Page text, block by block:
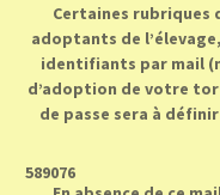
Certaines rubriques
adoptants de
identifiants par mail
d’adoption de votre
de passe sera à
589076